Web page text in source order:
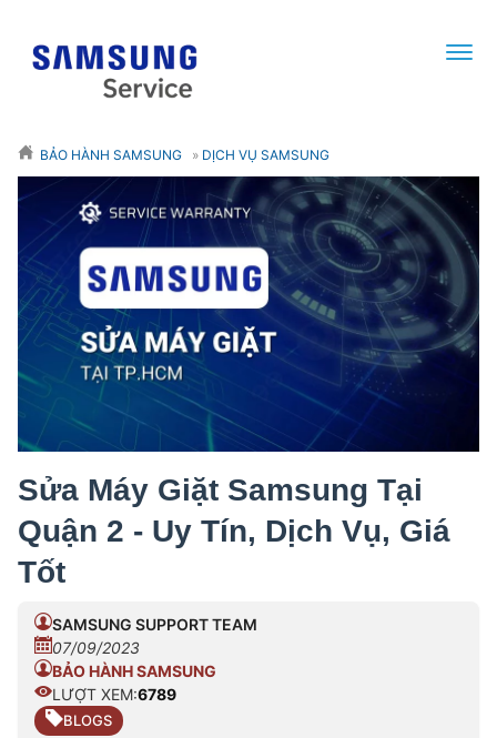
BẢO HÀNH SAMSUNG » DỊCH VỤ SAMSUNG
Sửa Máy Giặt Samsung Tại
Quận 2 - Uy Tín, Dịch Vụ, Giá
Tốt
SAMSUNG SUPPORT TEAM
07/09/2023
BẢO HÀNH SAMSUNG
LƯỢT XEM:6789
BLOGS